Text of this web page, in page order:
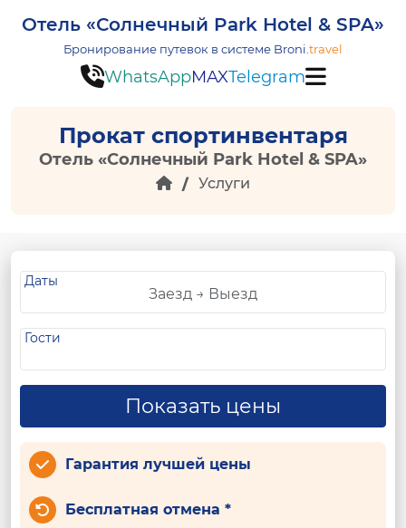
Отель «Солнечный Park Hotel & SPA»
Бронирование путевок в системе Broni. travel
WhatsAppMAXTelegram
Прокат спортинвентаря
Отель «Солнечный Park Hotel & SPA»
Услуги
Даты
Гости
Показать цены
Гарантия лучшей цены
Бесплатная отмена *